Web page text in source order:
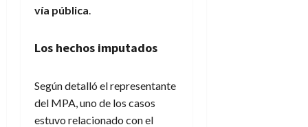
vía pública.
Los hechos imputados
Según detalló el representante
del MPA, uno de los casos
estuvo relacionado con el